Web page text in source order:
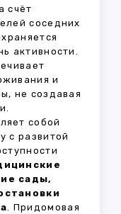
счёт
соседних
активности.
и
не создавая
собой
с развитой
сады,
. Придомовая